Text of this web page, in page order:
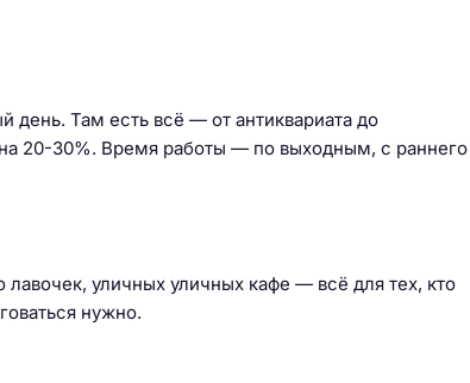
день. Там есть всё — от антиквариата до
20-30%. Время работы — по выходным, с раннего
уличных уличных кафе — всё для тех, кто
нужно.